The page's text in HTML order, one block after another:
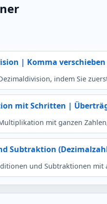
| Komma
indem Sie
mit Schritten |
mit ganzen
Subtraktion
und Subtraktionen